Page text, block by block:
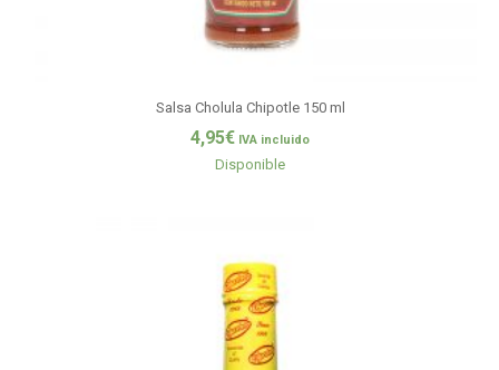
Salsa Cholula Chipotle 150 ml
4,95€ IVA incluido
Disponible